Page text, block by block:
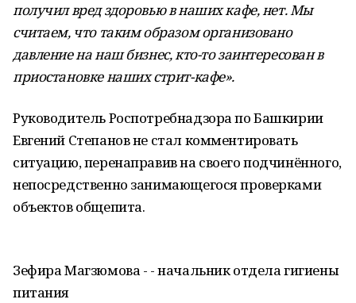
получил вред здоровью в наших кафе, нет. Мы
считаем, что таким образом организовано
давление на наш бизнес, кто-то заинтересован в
приостановке наших стрит-кафе».
Руководитель Роспотребнадзора по Башкирии
Евгений Степанов не стал комментировать
ситуацию, перенаправив на своего подчинённого,
непосредственно занимающегося проверками
объектов общепита.
Зефира Магзюмова - - начальник отдела гигиены
питания